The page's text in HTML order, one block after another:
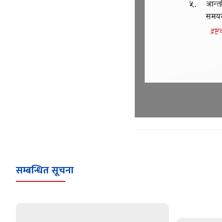
सम्बन्धित सूचना